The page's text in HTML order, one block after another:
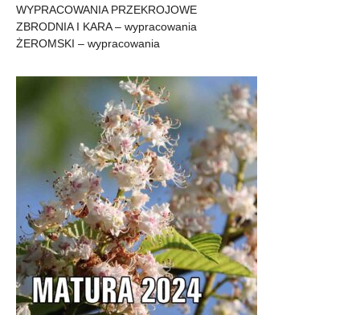
WYPRACOWANIA PRZEKROJOWE
ZBRODNIA I KARA – wypracowania
ŻEROMSKI – wypracowania